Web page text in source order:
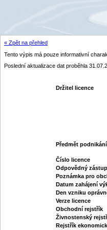
« Zpět na přehled
Tento výpis má pouze informativní
Poslední aktualizace dat proběhla
Držitel licence
Předmět podnikání
Číslo licence
Odpovědný
Poznámka pro
Datum zahájení
Den vzniku
Verze licence
Obchodní rejstřík
Živnostenský
Rejstřík